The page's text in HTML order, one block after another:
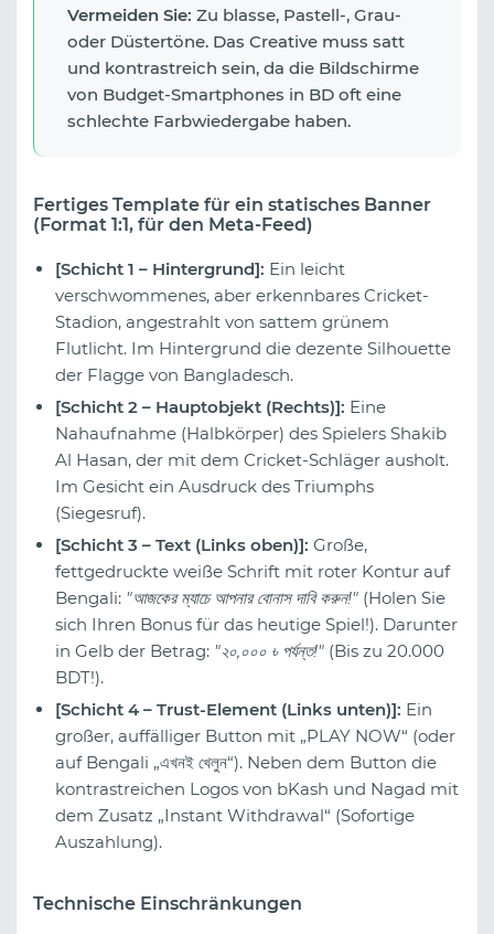
Vermeiden Sie: Zu blasse, Pastell-, Grau-
oder Düstertöne. Das Creative muss satt
und kontrastreich sein, da die Bildschirme
von Budget-Smartphones in BD oft eine
schlechte Farbwiedergabe haben.
Fertiges Template für ein statisches Banner
(Format 1:1, für den Meta-Feed)
[Schicht 1 – Hintergrund]: Ein leicht
verschwommenes, aber erkennbares Cricket-
Stadion, angestrahlt von sattem grünem
Flutlicht. Im Hintergrund die dezente Silhouette
der Flagge von Bangladesch.
[Schicht 2 – Hauptobjekt (Rechts)]: Eine
Nahaufnahme (Halbkörper) des Spielers Shakib
Al Hasan, der mit dem Cricket-Schläger ausholt.
Im Gesicht ein Ausdruck des Triumphs
(Siegesruf).
[Schicht 3 – Text (Links oben)]: Große,
fettgedruckte weiße Schrift mit roter Kontur auf
Bengali: "আজকের ম্যাচে আপনার বোনাস দাবি করুন!" (Holen Sie
sich Ihren Bonus für das heutige Spiel!). Darunter
in Gelb der Betrag: "২০,০০০ ৳ পর্যন্ত!" (Bis zu 20.000
BDT!).
[Schicht 4 – Trust-Element (Links unten)]: Ein
großer, auffälliger Button mit „PLAY NOW“ (oder
auf Bengali „এখনই খেলুন“). Neben dem Button die
kontrastreichen Logos von bKash und Nagad mit
dem Zusatz „Instant Withdrawal“ (Sofortige
Auszahlung).
Technische Einschränkungen